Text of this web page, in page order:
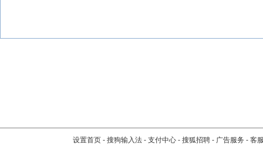
设置首页 - 搜狗输入法 - 支付中心 - 搜狐招聘 - 广告服务 - 客